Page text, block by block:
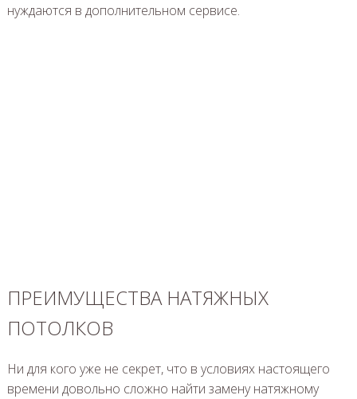
нуждаются в дополнительном сервисе.
ПРЕИМУЩЕСТВА НАТЯЖНЫХ
ПОТОЛКОВ
Ни для кого уже не секрет, что в условиях настоящего
времени довольно сложно найти замену натяжному